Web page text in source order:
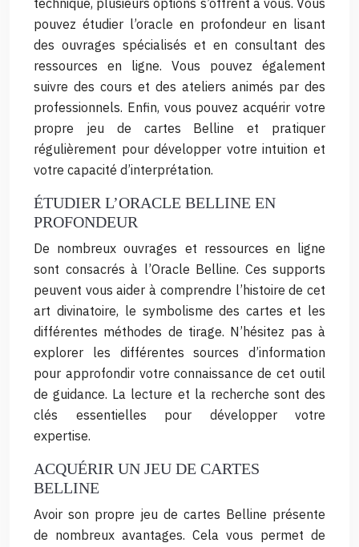
technique, plusieurs options s’offrent à vous. Vous
pouvez étudier l’oracle en profondeur en lisant
des ouvrages spécialisés et en consultant des
ressources en ligne. Vous pouvez également
suivre des cours et des ateliers animés par des
professionnels. Enfin, vous pouvez acquérir votre
propre jeu de cartes Belline et pratiquer
régulièrement pour développer votre intuition et
votre capacité d’interprétation.
ÉTUDIER L’ORACLE BELLINE EN
PROFONDEUR
De nombreux ouvrages et ressources en ligne
sont consacrés à l’Oracle Belline. Ces supports
peuvent vous aider à comprendre l’histoire de cet
art divinatoire, le symbolisme des cartes et les
différentes méthodes de tirage. N’hésitez pas à
explorer les différentes sources d’information
pour approfondir votre connaissance de cet outil
de guidance. La lecture et la recherche sont des
clés essentielles pour développer votre
expertise.
ACQUÉRIR UN JEU DE CARTES
BELLINE
Avoir son propre jeu de cartes Belline présente
de nombreux avantages. Cela vous permet de